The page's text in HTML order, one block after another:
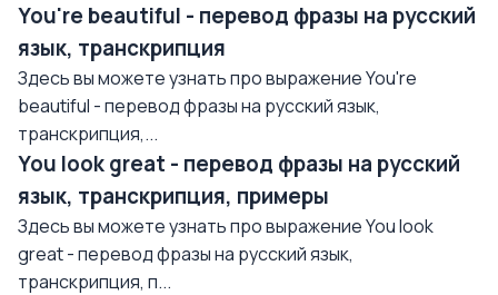
You're beautiful - перевод фразы на русский
язык, транскрипция
Здесь вы можете узнать про выражение You're
beautiful - перевод фразы на русский язык,
транскрипция,...
You look great - перевод фразы на русский
язык, транскрипция, примеры
Здесь вы можете узнать про выражение You look
great - перевод фразы на русский язык,
транскрипция, п...